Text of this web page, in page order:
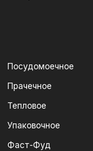
Посудомоечное
Прачечное
Тепловое
Упаковочное
Фаст-Фуд